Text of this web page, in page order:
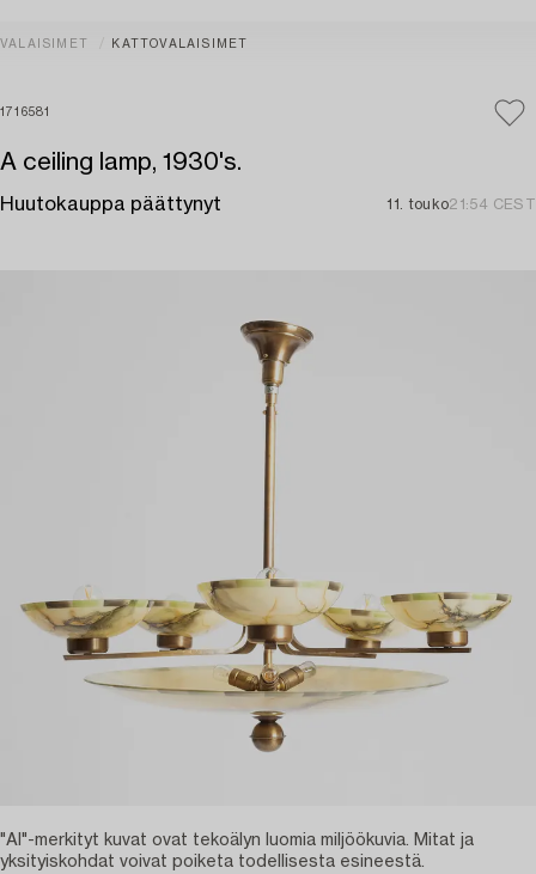
VALAISIMET KATTOVALAISIMET
1716581
A ceiling lamp, 1930's.
Huutokauppa päättynyt 11. touko21:54 CEST
"AI"-merkityt kuvat ovat tekoälyn luomia miljöökuvia. Mitat ja
yksityiskohdat voivat poiketa todellisesta esineestä.